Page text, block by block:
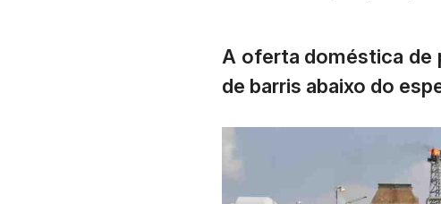
A oferta doméstica de
de barris abaixo do